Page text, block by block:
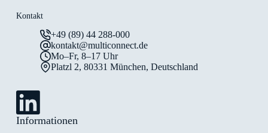
Kontakt
+49 (89) 44 288-000
kontakt@multiconnect.de
Mo–Fr, 8–17 Uhr
Platzl 2, 80331 München, Deutschland
Informationen